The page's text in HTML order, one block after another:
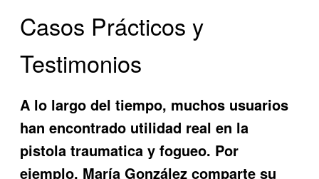
Casos Prácticos y
Testimonios
A lo largo del tiempo, muchos usuarios
han encontrado utilidad real en la
pistola traumatica y fogueo. Por
ejemplo, María González comparte su